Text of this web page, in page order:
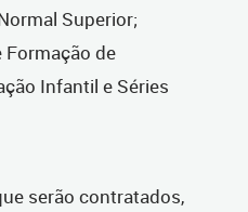
Superior;
de
Infantil e Séries
serão contratados,